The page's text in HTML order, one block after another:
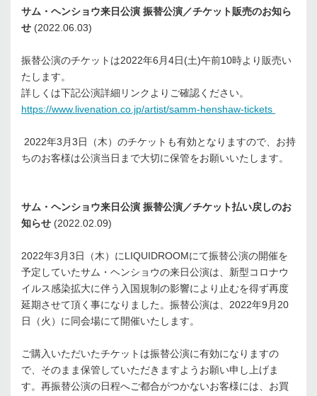
サム・ヘンショウ来日公演 振替公演／チケット販売のお知ら
せ (2022.06.03)
振替公演のチケットは2022年6月4日(土)午前10時より販売い
たします。
詳しくは下記公演詳細リンクよりご確認ください。
https://www.livenation.co.jp/artist/samm-henshaw-tickets
2022年3月3日（木）のチケットも有効となりますので、お持
ちのお客様は公演当日まで大切に保管をお願いいたします。
サム・ヘンショウ来日公演 振替公演／チケット払い戻しのお
知らせ (2022.02.09)
2022年3月3日（木）にLIQUIDROOMにて振替公演の開催を
予定していたサム・ヘンショウの来日公演は、新型コロナウ
イルス感染拡大に伴う入国規制の影響により止むを得ず再度
延期させて頂く事になりました。振替公演は、2022年9月20
日（火）に同会場にて開催いたします。
ご購入いただいたチケットは振替公演に有効になりますの
で、そのまま保管していただきますようお願い申し上げま
す。再振替公演の日程へご都合がつかないお客様には、お買